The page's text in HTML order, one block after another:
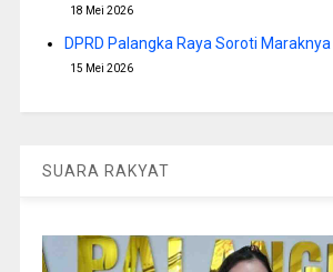
18 Mei 2026
DPRD Palangka Raya Soroti
15 Mei 2026
SUARA RAKYAT